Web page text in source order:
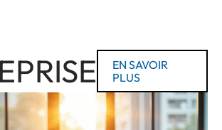
EN SAVOIR
PLUS